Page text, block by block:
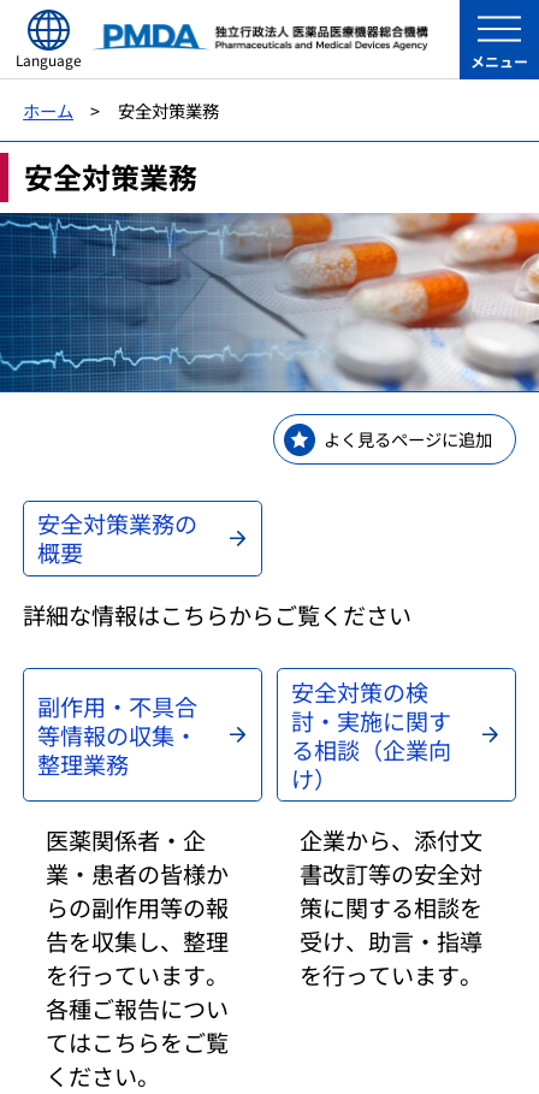
Language メニュー
ホーム 安全対策業務
安全対策業務
よく見るページに追加
安全対策業務の
概要
詳細な情報はこちらからご覧ください
副作用・不具合
等情報の収集・
整理業務
医薬関係者・企
業・患者の皆様か
らの副作用等の報
告を収集し、整理
を行っています。
各種ご報告につい
てはこちらをご覧
ください。
安全対策の検
討・実施に関す
る相談（企業向
け）
企業から、添付文
書改訂等の安全対
策に関する相談を
受け、助言・指導
を行っています。